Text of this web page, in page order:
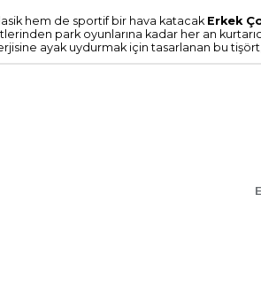
hem de sportif bir hava katacak Erkek
park oyunlarına kadar her an
ayak uydurmak için tasarlanan bu